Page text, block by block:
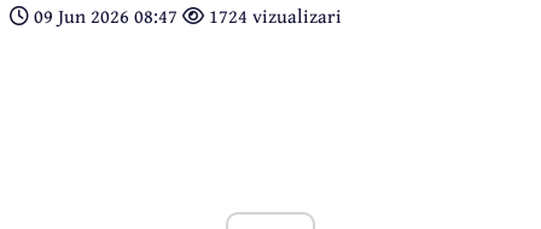
09 Jun 2026 08:47 1724 vizualizari